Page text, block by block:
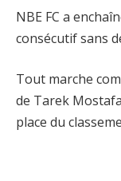
NBE FC a
consécutif sans
Tout marche
de Tarek
place du